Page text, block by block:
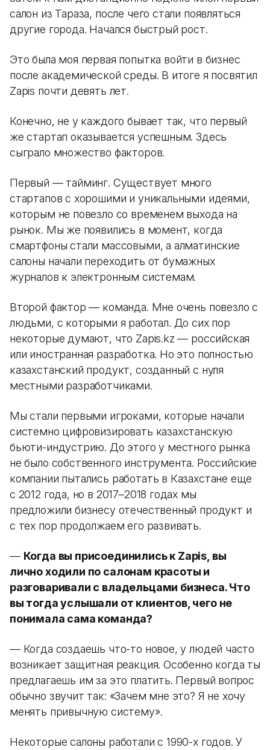
салон из Тараза, после чего стали появляться
другие города. Начался быстрый рост.
Это была моя первая попытка войти в бизнес
после академической среды. В итоге я посвятил
Zapis почти девять лет.
Конечно, не у каждого бывает так, что первый
же стартап оказывается успешным. Здесь
сыграло множество факторов.
Первый — тайминг. Существует много
стартапов с хорошими и уникальными идеями,
которым не повезло со временем выхода на
рынок. Мы же появились в момент, когда
смартфоны стали массовыми, а алматинские
салоны начали переходить от бумажных
журналов к электронным системам.
Второй фактор — команда. Мне очень повезло с
людьми, с которыми я работал. До сих пор
некоторые думают, что Zapis.kz — российская
или иностранная разработка. Но это полностью
казахстанский продукт, созданный с нуля
местными разработчиками.
Мы стали первыми игроками, которые начали
системно цифровизировать казахстанскую
бьюти-индустрию. До этого у местного рынка
не было собственного инструмента. Российские
компании пытались работать в Казахстане еще
с 2012 года, но в 2017–2018 годах мы
предложили бизнесу отечественный продукт и
с тех пор продолжаем его развивать.
— Когда вы присоединились к Zapis, вы
лично ходили по салонам красоты и
разговаривали с владельцами бизнеса. Что
вы тогда услышали от клиентов, чего не
понимала сама команда?
— Когда создаешь что-то новое, у людей часто
возникает защитная реакция. Особенно когда ты
предлагаешь им за это платить. Первый вопрос
обычно звучит так: «Зачем мне это? Я не хочу
менять привычную систему».
Некоторые салоны работали с 1990-х годов. У